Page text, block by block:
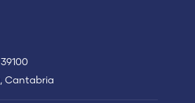
Cantabria